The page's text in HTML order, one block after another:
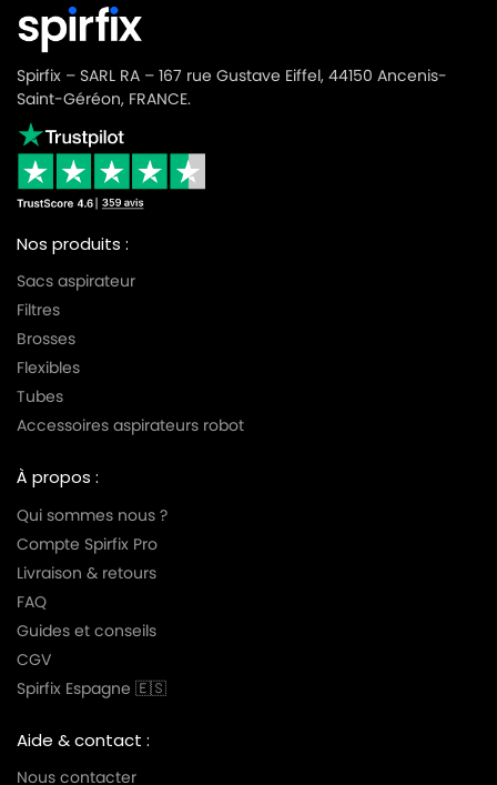
Spirfix – SARL RA – 167 rue Gustave Eiffel, 44150 Ancenis-
Saint-Géréon, FRANCE.
Nos produits :
Sacs aspirateur
Filtres
Brosses
Flexibles
Tubes
Accessoires aspirateurs robot
À propos :
Qui sommes nous ?
Compte Spirfix Pro
Livraison & retours
FAQ
Guides et conseils
CGV
Spirfix Espagne 🇪🇸
Aide & contact :
Nous contacter